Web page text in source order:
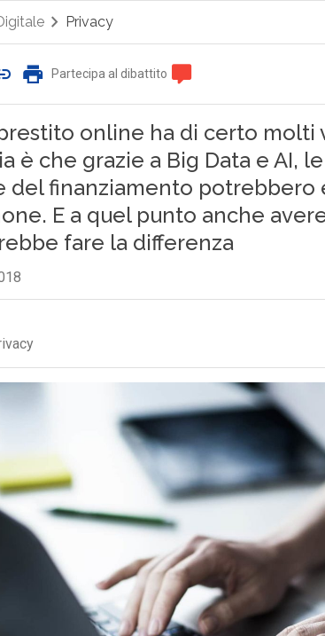
Privacy
Partecipa al dibattito
online ha di certo molti
è che grazie a Big Data e AI,
del finanziamento potrebbero
E a quel punto anche
fare la differenza